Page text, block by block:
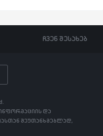
ჩვენ შესახებ
ინფორმაციის და
შეუთანხმებლად,